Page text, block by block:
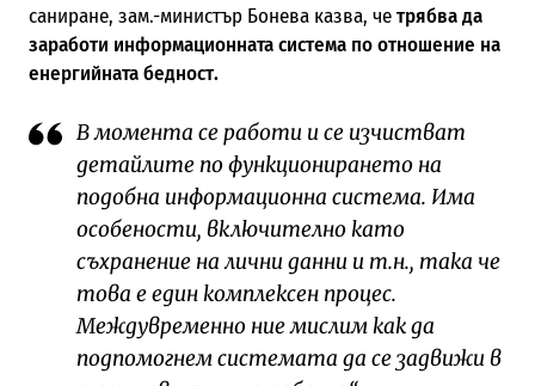
саниране, зам.-министър Бонева казва, четрябва да
заработи информационната система по отношение на
енергийната бедност.
В момента се работи и се изчистват
детайлите по функционирането на
подобна информационна система. Има
особености, включително като
съхранение на лични данни и т.н., така че
това е един комплексен процес.
Междувременно ние мислим как да
подпомогнем системата да се задвижи в